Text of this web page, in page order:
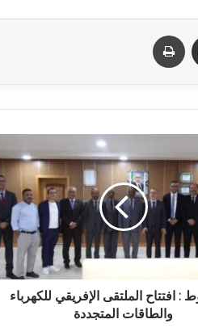
مشاركة عبر البريد
: افتتاح الملتقى الإفريقي للكهرباء
والطاقات المتجددة